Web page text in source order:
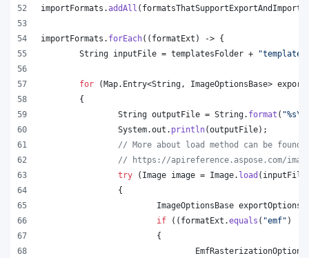
importFormats .addAll ( formatsThatSupportExportAndImport
importFormats . forEach(( formatExt ) -> {
String inputFile = templatesFolder +
for (Map. Entry<String , ImageOptionsBase>
	{
String outputFile = String. format ( "%s\\
System.out . println(outputFile);
// More about load method can be found
// https://apireference.aspose.com/
try ( Image image = Image. load ( inputFile
		{
ImageOptionsBase exportOptions
if (( formatExt .equals ( "emf" )
			{
EmfRasterizationOptions